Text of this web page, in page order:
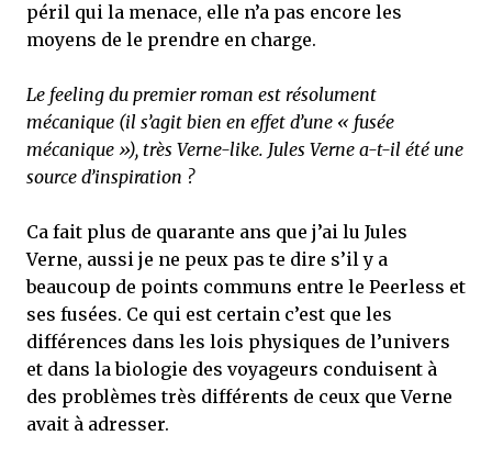
péril qui la menace, elle n’a pas encore les
moyens de le prendre en charge.
Le feeling du premier roman est résolument
mécanique (il s’agit bien en effet d’une « fusée
mécanique »), très Verne-like. Jules Verne a-t-il été une
source d’inspiration ?
Ca fait plus de quarante ans que j’ai lu Jules
Verne, aussi je ne peux pas te dire s’il y a
beaucoup de points communs entre le Peerless et
ses fusées. Ce qui est certain c’est que les
différences dans les lois physiques de l’univers
et dans la biologie des voyageurs conduisent à
des problèmes très différents de ceux que Verne
avait à adresser.